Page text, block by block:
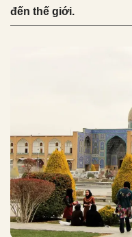
đến thế giới.